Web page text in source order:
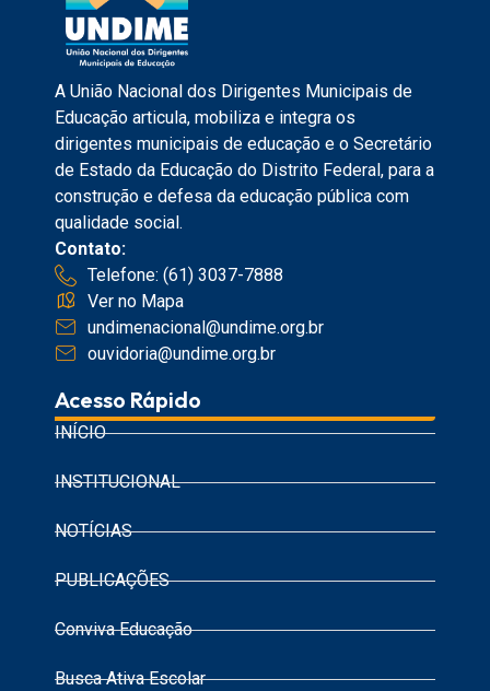
A União Nacional dos Dirigentes Municipais de
Educação articula, mobiliza e integra os
dirigentes municipais de educação e o Secretário
de Estado da Educação do Distrito Federal, para a
construção e defesa da educação pública com
qualidade social.
Contato:
Telefone: (61) 3037-7888
Ver no Mapa
undimenacional@undime.org.br
ouvidoria@undime.org.br
Acesso Rápido
INÍCIO
INSTITUCIONAL
NOTÍCIAS
PUBLICAÇÕES
Conviva Educação
Busca Ativa Escolar